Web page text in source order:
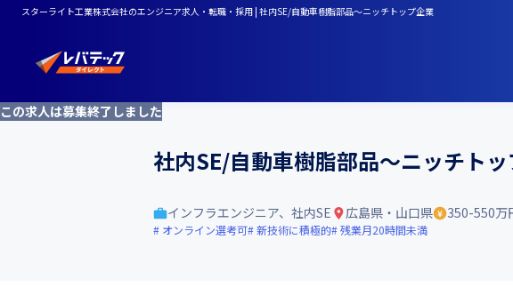
スターライト工業株式会社のエンジニア求人・転職・採用 | 社内SE/自動車樹脂部品～ニッチトップ企業
この求人は募集終了しました
社内SE/自動車樹脂部品～ニッチト
インフラエンジニア、社内SE 広島県・山口県 350-550万
オンライン選考可 新技術に積極的 残業月20時間未満